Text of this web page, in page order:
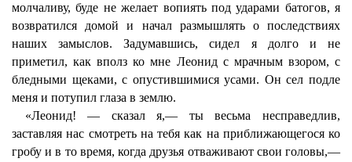
молчаливу, буде не желает вопиять под ударами батогов, я
возвратился домой и начал размышлять о последствиях
наших замыслов. Задумавшись, сидел я долго и не
приметил, как вполз ко мне Леонид с мрачным взором, с
бледными щеками, с опустившимися усами. Он сел подле
меня и потупил глаза в землю.
«Леонид! — сказал я,— ты весьма несправедлив,
заставляя нас смотреть на тебя как на приближающегося ко
гробу и в то время, когда друзья отваживают свои головы,—